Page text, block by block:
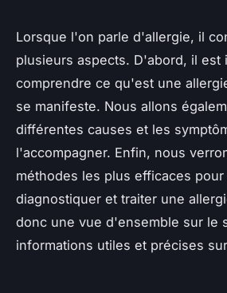
Lorsque l'on parle d'allergie, il
plusieurs aspects. D'abord, il est
comprendre ce qu'est une
se manifeste. Nous allons
différentes causes et les
l'accompagner. Enfin, nous
méthodes les plus efficaces pour
diagnostiquer et traiter une
donc une vue d'ensemble sur le
informations utiles et précises